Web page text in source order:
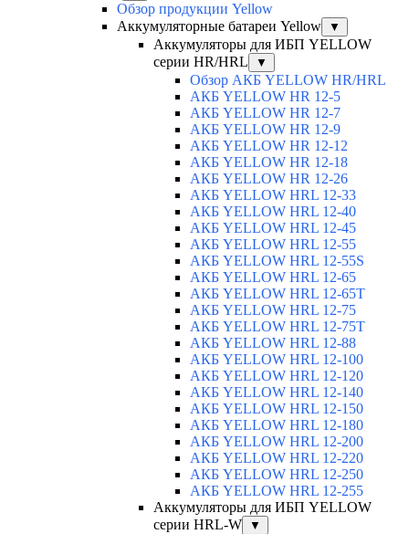
Обзор продукции Yellow
Аккумуляторные батареи Yellow
▼
Аккумуляторы для ИБП YELLOW
серии HR/HRL
▼
Обзор АКБ YELLOW HR/HRL
АКБ YELLOW HR 12-5
АКБ YELLOW HR 12-7
АКБ YELLOW HR 12-9
АКБ YELLOW HR 12-12
АКБ YELLOW HR 12-18
АКБ YELLOW HR 12-26
АКБ YELLOW HRL 12-33
АКБ YELLOW HRL 12-40
АКБ YELLOW HRL 12-45
АКБ YELLOW HRL 12-55
АКБ YELLOW HRL 12-55S
АКБ YELLOW HRL 12-65
АКБ YELLOW HRL 12-65T
АКБ YELLOW HRL 12-75
АКБ YELLOW HRL 12-75Т
АКБ YELLOW HRL 12-88
АКБ YELLOW HRL 12-100
АКБ YELLOW HRL 12-120
АКБ YELLOW HRL 12-140
АКБ YELLOW HRL 12-150
АКБ YELLOW HRL 12-180
АКБ YELLOW HRL 12-200
АКБ YELLOW HRL 12-220
АКБ YELLOW HRL 12-250
АКБ YELLOW HRL 12-255
Аккумуляторы для ИБП YELLOW
серии HRL-W
▼